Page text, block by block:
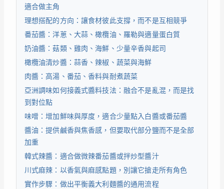
適合做主角
理想搭配的方向：讓食材彼此支撐，而不是互相競爭
番茄醬：洋蔥、大蒜、橄欖油、羅勒與適量蛋白質
奶油醬：菇類、雞肉、海鮮、少量辛香與起司
橄欖油清炒醬：蒜香、辣椒、蔬菜與海鮮
肉醬：高湯、番茄、香料與耐煮蔬菜
亞洲調味如何接義式醬料技法：融合不是亂混，而是找
到對位點
味噌：增加鮮味與厚度，適合少量點入白醬或番茄醬
醬油：提供鹹香與焦香感，但要取代部分鹽而不是全部
加重
韓式辣醬：適合做微辣番茄醬或拌炒型醬汁
川式麻辣：以香氣與麻感點題，別讓它搶走所有角色
實作步驟：做出平衡義大利麵醬的通用流程